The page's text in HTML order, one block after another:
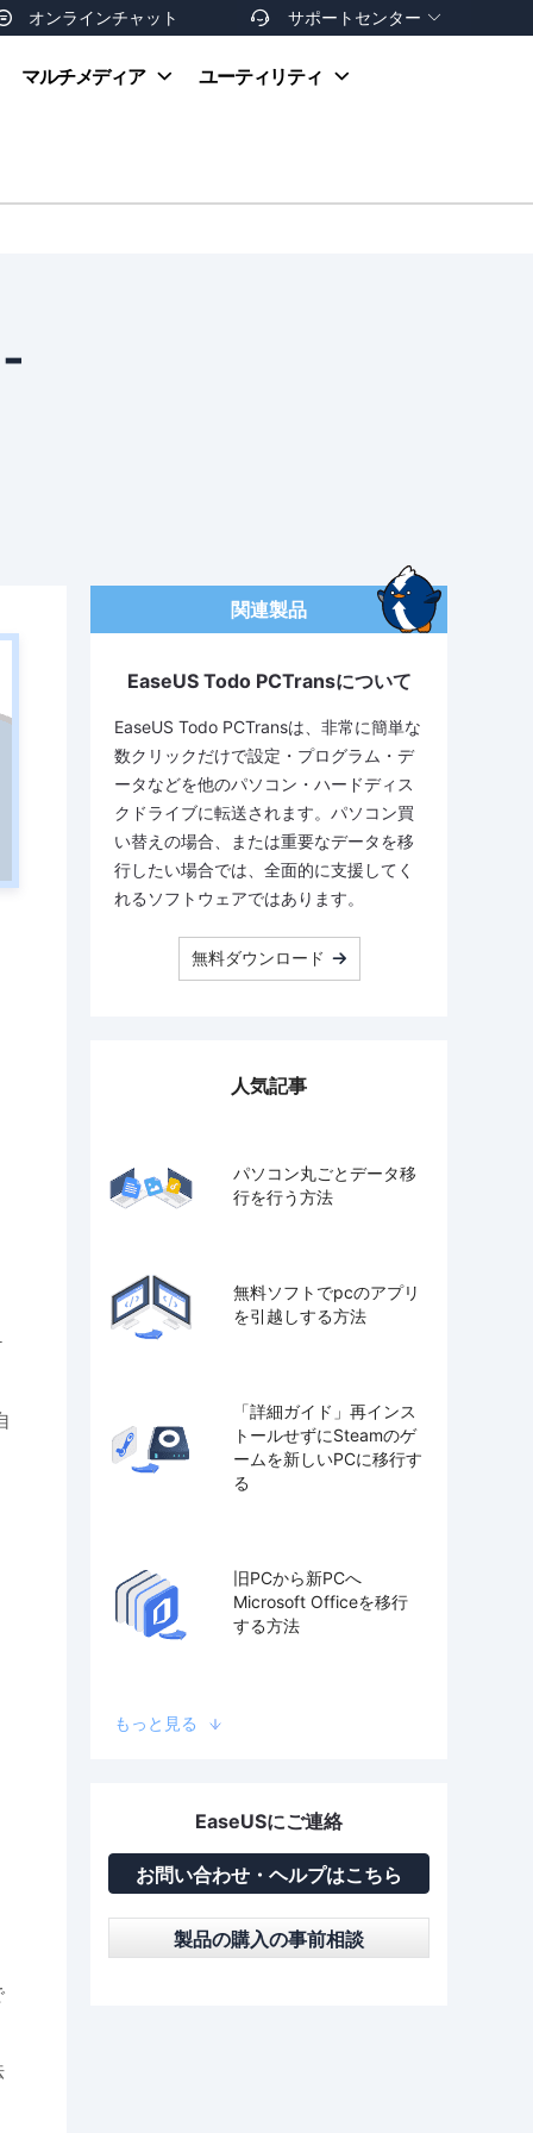
オンラインチャット  サポートセンター 
お支払い方法
マルチメディア ユーティリティ
関連製品
EaseUS Todo PCTransについて
EaseUS Todo PCTransは、非常に簡単な
数クリックだけで設定・プログラム・デ
ータなどを他のパソコン・ハードディス
クドライブに転送されます。パソコン買
い替えの場合、または重要なデータを移
行したい場合では、全面的に支援してく
れるソフトウェアではあります。
無料ダウンロード
人気記事
パソコン丸ごとデータ移
行を行う方法
無料ソフトでpcのアプリ
を引越しする方法
「詳細ガイド」再インス
トールせずにSteamのゲ
ームを新しいPCに移行す
る
旧PCから新PCへ
Microsoft Officeを移行
する方法
もっと見る
EaseUSにご連絡
お問い合わせ・ヘルプはこちら
製品の購入の事前相談